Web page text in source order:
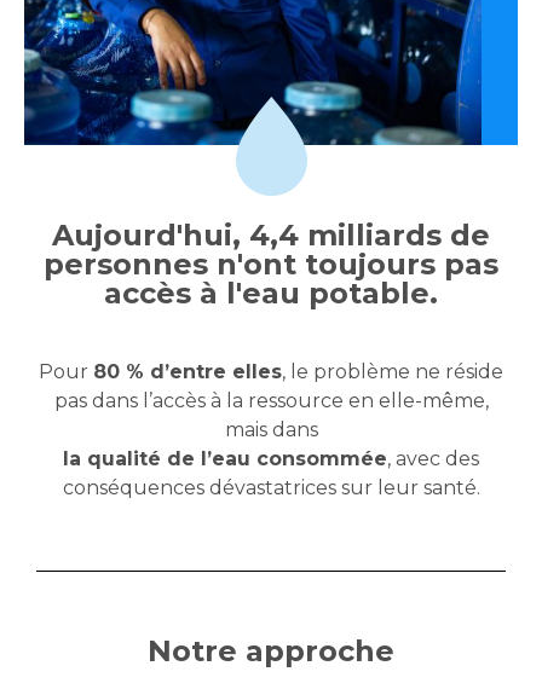
Aujourd'hui, 4,4 milliards de
personnes n'ont toujours pas
accès à l'eau potable.
Pour 80 % d’entre elles, le problème ne réside
pas dans l’accès à la ressource en elle-même,
mais dans
la qualité de l’eau consommée, avec des
conséquences dévastatrices sur leur santé.
Notre approche